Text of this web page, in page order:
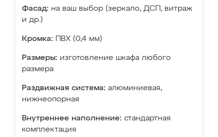
Фасад: на ваш выбор (зеркало, ДСП, витраж
и др.)
Кромка: ПВХ (0,4 мм)
Размеры: изготовление шкафа любого
размера
Раздвижная система: алюминиевая,
нижнеопорная
Внутреннее наполнение: стандартная
комплектация